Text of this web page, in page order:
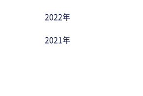
2022年
2021年